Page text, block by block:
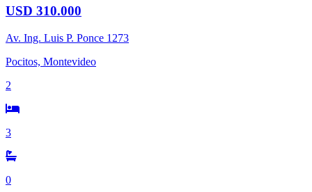
USD 310.000
Av. Ing. Luis P. Ponce 1273
Pocitos, Montevideo
2
3
0